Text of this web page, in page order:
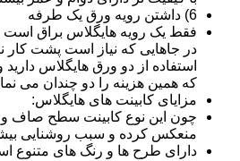
6) داشتن رویه ورق یک طرفه
فقط یک رویه هایگلاس براق است
در جاهایی که نیاز است پشت کار
استفاده از دو ورق هایگلاس
که همین هزینه را دو چندان می
مزایای کابینت های هایگلاس:
چون این نوع کابینت سطح صاف و
منعکس کرده و سبب روشنایی
دارای طرح ها و رنگ های